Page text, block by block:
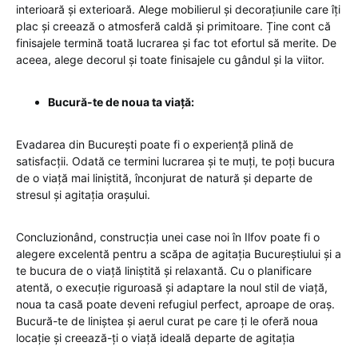
interioară și exterioară. Alege mobilierul și decorațiunile care îți
plac și creează o atmosferă caldă și primitoare. Ține cont că
finisajele termină toată lucrarea și fac tot efortul să merite. De
aceea, alege decorul și toate finisajele cu gândul și la viitor.
Bucură-te de noua ta viață:
Evadarea din București poate fi o experiență plină de
satisfacții. Odată ce termini lucrarea și te muți, te poți bucura
de o viață mai liniștită, înconjurat de natură și departe de
stresul și agitația orașului.
Concluzionând, construcția unei case noi în Ilfov poate fi o
alegere excelentă pentru a scăpa de agitația Bucureștiului și a
te bucura de o viață liniștită și relaxantă. Cu o planificare
atentă, o execuție riguroasă și adaptare la noul stil de viață,
noua ta casă poate deveni refugiul perfect, aproape de oraș.
Bucură-te de liniștea și aerul curat pe care ți le oferă noua
locație și creează-ți o viață ideală departe de agitația